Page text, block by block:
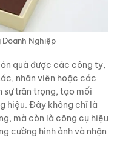
Doanh Nghiệp
quà được các công ty,
nhân viên hoặc các
sự trân trọng, tạo mối
hiệu. Đây không chỉ là
mà còn là công cụ hiệu
cường hình ảnh và nhận